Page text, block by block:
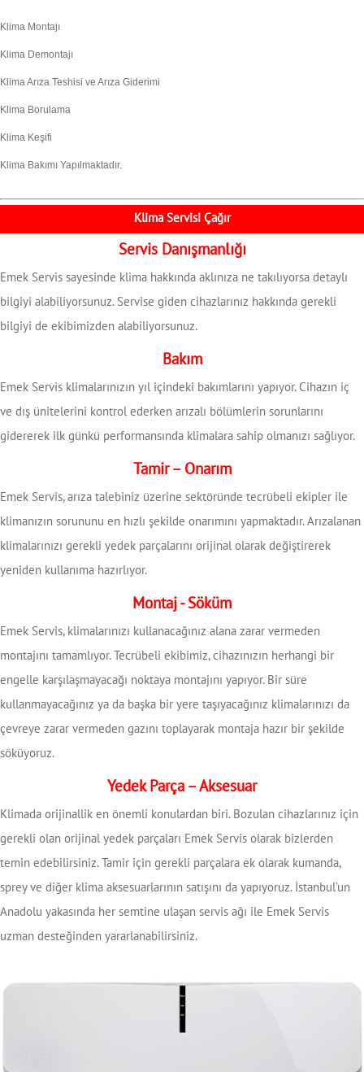
Klima Montajı
Klima Demontajı
Klima Arıza Teshisi ve Arıza Giderimi
Klima Borulama
Klima Keşifi
Klima Bakımı Yapılmaktadır.
Klima Servisi Çağır
Servis Danışmanlığı
Emek Servis sayesinde klima hakkında aklınıza ne takılıyorsa detaylı
bilgiyi alabiliyorsunuz. Servise giden cihazlarınız hakkında gerekli
bilgiyi de ekibimizden alabiliyorsunuz.
Bakım
Emek Servis klimalarınızın yıl içindeki bakımlarını yapıyor. Cihazın iç
ve dış ünitelerini kontrol ederken arızalı bölümlerin sorunlarını
gidererek ilk günkü performansında klimalara sahip olmanızı sağlıyor.
Tamir – Onarım
Emek Servis, arıza talebiniz üzerine sektöründe tecrübeli ekipler ile
klimanızın sorununu en hızlı şekilde onarımını yapmaktadır. Arızalanan
klimalarınızı gerekli yedek parçalarını orijinal olarak değiştirerek
yeniden kullanıma hazırlıyor.
Montaj - Söküm
Emek Servis, klimalarınızı kullanacağınız alana zarar vermeden
montajını tamamlıyor. Tecrübeli ekibimiz, cihazınızın herhangi bir
engelle karşılaşmayacağı noktaya montajını yapıyor. Bir süre
kullanmayacağınız ya da başka bir yere taşıyacağınız klimalarınızı da
çevreye zarar vermeden gazını toplayarak montaja hazır bir şekilde
söküyoruz.
Yedek Parça – Aksesuar
Klimada orijinallik en önemli konulardan biri. Bozulan cihazlarınız için
gerekli olan orijinal yedek parçaları Emek Servis olarak bizlerden
temin edebilirsiniz. Tamir için gerekli parçalara ek olarak kumanda,
sprey ve diğer klima aksesuarlarının satışını da yapıyoruz. İstanbul’un
Anadolu yakasında her semtine ulaşan servis ağı ile Emek Servis
uzman desteğinden yararlanabilirsiniz.